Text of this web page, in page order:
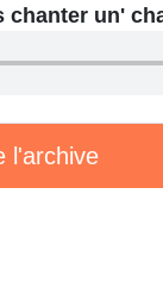
chanter un'
l'archive